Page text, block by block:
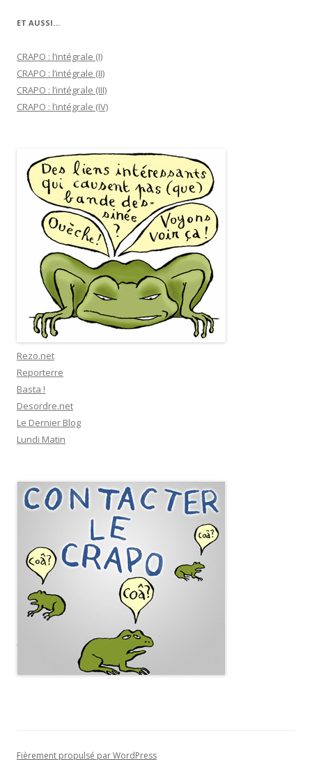
ET AUSSI…
CRAPO : l’intégrale (I)
CRAPO : l’intégrale (II)
CRAPO : l’intégrale (III)
CRAPO : l’intégrale (IV)
Rezo.net
Reporterre
Basta !
Desordre.net
Le Dernier Blog
Lundi Matin
Fièrement propulsé par WordPress